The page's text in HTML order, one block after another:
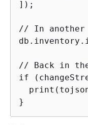
]);
// In another
// Back in
if
}